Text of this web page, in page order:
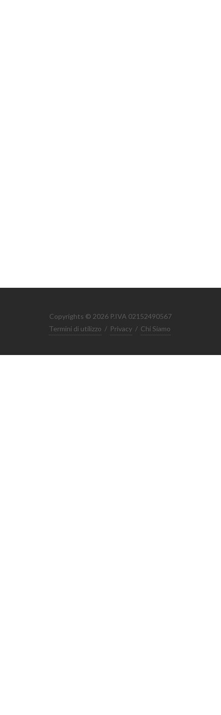
Copyrights © 2026 P.IVA 02152490567
Termini di utilizzo / Privacy / Chi Siamo